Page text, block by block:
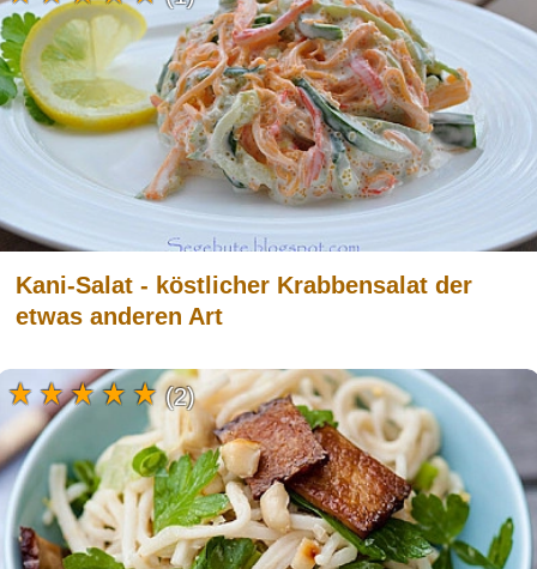
Kani-Salat - köstlicher Krabbensalat der
etwas anderen Art
(2)